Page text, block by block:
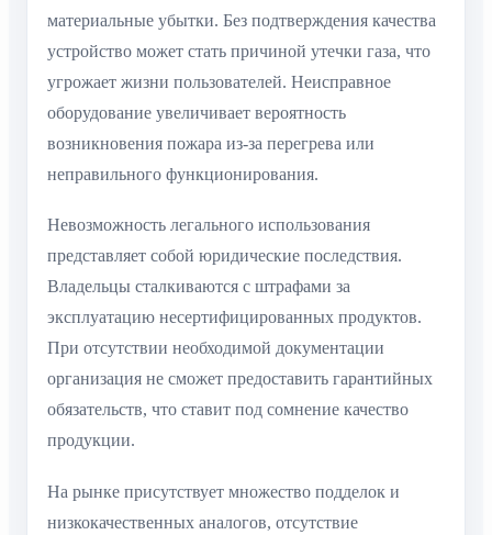
материальные убытки. Без подтверждения качества
устройство может стать причиной утечки газа, что
угрожает жизни пользователей. Неисправное
оборудование увеличивает вероятность
возникновения пожара из-за перегрева или
неправильного функционирования.
Невозможность легального использования
представляет собой юридические последствия.
Владельцы сталкиваются с штрафами за
эксплуатацию несертифицированных продуктов.
При отсутствии необходимой документации
организация не сможет предоставить гарантийных
обязательств, что ставит под сомнение качество
продукции.
На рынке присутствует множество подделок и
низкокачественных аналогов, отсутствие